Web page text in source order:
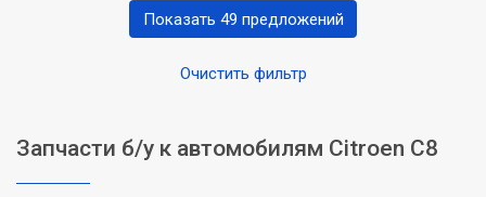
Очистить фильтр
Показать 49 предложений
Запчасти б/у к автомобилям Citroen C8